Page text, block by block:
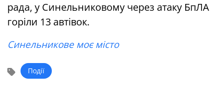
рада, у Синельниковому через атаку БпЛА
горіли 13 автівок.
Синельникове моє місто
Події